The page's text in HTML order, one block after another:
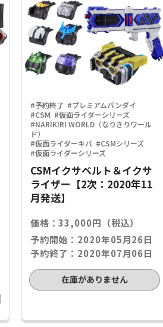
#予約終了 #プレミアムバンダイ
#CSM #仮面ライダーシリーズ
#NARIKIRI WORLD（なりきりワール
ド）
#仮面ライダーキバ #CSMシリーズ
#仮面ライダーシリーズ
CSMイクサベルト＆イクサ
ライザー【2次：2020年11
月発送】
価格：33,000円（税込）
予約開始：2020年05月26日
予約終了：2020年07月06日
在庫がありません